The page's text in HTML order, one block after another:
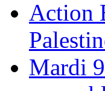
Action
Mardi